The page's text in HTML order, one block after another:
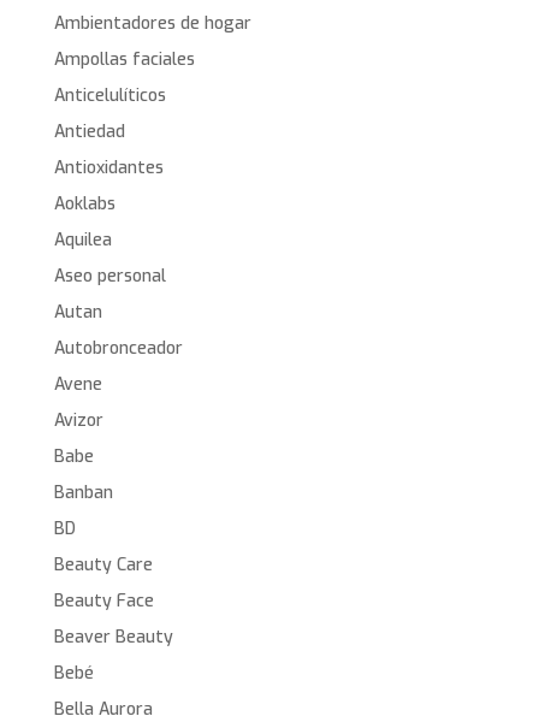
Ambientadores de hogar
Ampollas faciales
Anticelulíticos
Antiedad
Antioxidantes
Aoklabs
Aquilea
Aseo personal
Autan
Autobronceador
Avene
Avizor
Babe
Banban
BD
Beauty Care
Beauty Face
Beaver Beauty
Bebé
Bella Aurora